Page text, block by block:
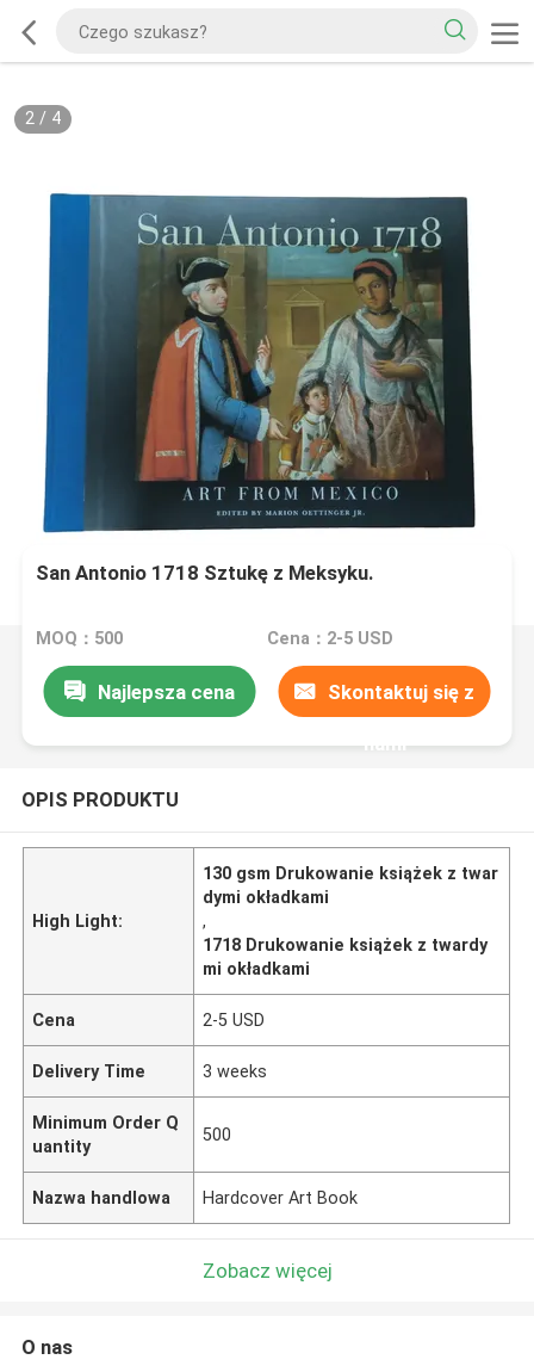
2/ 4
San Antonio 1718 Sztukę z Meksyku.
MOQ：500 Cena：2-5 USD
Najlepsza cena Skontaktuj się z
nami
OPIS PRODUKTU
High Light:
130 gsm Drukowanie książek z twar
dymi okładkami
,
1718 Drukowanie książek z twardy
mi okładkami
Cena 2-5 USD
Delivery Time 3 weeks
Minimum Order Q
uantity
500
Nazwa handlowa Hardcover Art Book
Zobacz więcej
O nas